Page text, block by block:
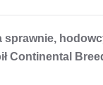
Continental